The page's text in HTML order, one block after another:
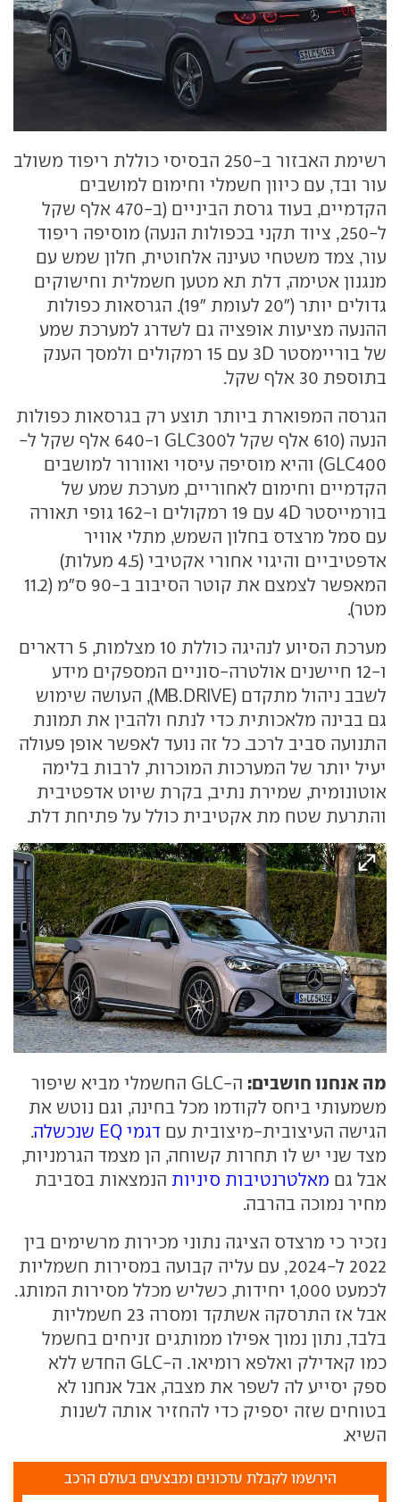
רשימת האבזור ב-250 הבסיסי כוללת ריפוד משולב
עור ובד, עם כיוון חשמלי וחימום למושבים
הקדמיים, בעוד גרסת הביניים (ב-470 אלף שקל
ל-250, ציוד תקני בכפולות הנעה) מוסיפה ריפוד
עור, צמד משטחי טעינה אלחוטית, חלון שמש עם
מנגנון אטימה, דלת תא מטען חשמלית וחישוקים
גדולים יותר ("20 לעומת "19). הגרסאות כפולות
ההנעה מציעות אופציה גם לשדרג למערכת שמע
של בוריימסטר 3D עם 15 רמקולים ולמסך הענק
בתוספת 30 אלף שקל.
הגרסה המפוארת ביותר תוצע רק בגרסאות כפולות
הנעה (610 אלף שקל לGLC300 ו-640 אלף שקל ל-
GLC400) והיא מוסיפה עיסוי ואוורור למושבים
הקדמיים וחימום לאחוריים, מערכת שמע של
בורמייסטר 4D עם 19 רמקולים ו-162 גופי תאורה
עם סמל מרצדס בחלון השמש, מתלי אוויר
אדפטיביים והיגוי אחורי אקטיבי (4.5 מעלות)
המאפשר לצמצם את קוטר הסיבוב ב-90 ס"מ (11.2
מטר).
מערכת הסיוע לנהיגה כוללת 10 מצלמות, 5 רדארים
ו-12 חיישנים אולטרה-סוניים המספקים מידע
לשבב ניהול מתקדם (MB.DRIVE), העושה שימוש
גם בבינה מלאכותית כדי לנתח ולהבין את תמונת
התנועה סביב לרכב. כל זה נועד לאפשר אופן פעולה
יעיל יותר של המערכות המוכרות, לרבות בלימה
אוטונומית, שמירת נתיב, בקרת שיוט אדפטיבית
והתרעת שטח מת אקטיבית כולל על פתיחת דלת.
מה אנחנו חושבים:
ה-GLC החשמלי מביא שיפור
משמעותי ביחס לקודמו מכל בחינה, וגם נוטש את
הגישה העיצובית-מיצובית עם דגמי EQ שנכשלה
.
מצד שני יש לו תחרות קשוחה, הן מצמד הגרמניות,
אבל גם מאלטרנטיבות סיניות הנמצאות בסביבת
מחיר נמוכה בהרבה.
נזכיר כי מרצדס הציגה נתוני מכירות מרשימים בין
2022 ל-2024, עם עליה קבועה במסירות חשמליות
לכמעט 1,000 יחידות, כשליש מכלל מסירות המותג.
אבל אז התרסקה אשתקד ומסרה 23 חשמליות
בלבד, נתון נמוך אפילו ממותגים זניחים בחשמל
כמו קאדילק ואלפא רומיאו. ה-GLC החדש ללא
ספק יסייע לה לשפר את מצבה, אבל אנחנו לא
בטוחים שזה יספיק כדי להחזיר אותה לשנות
השיא.
הירשמו לקבלת עדכונים ומבצעים בעולם הרכב